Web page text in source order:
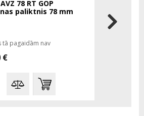
78 RT GOP
paliktnis 78 mm
tā pagaidām nav
€